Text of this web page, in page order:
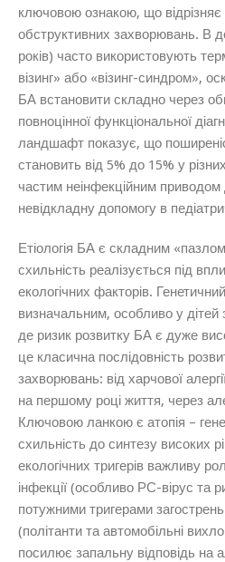
ключовою ознакою, що відрізняє
обструктивних захворювань. В
років) часто використовують
візинг» або «візинг-синдром»,
БА встановити складно через
повноцінної функціональної
ландшафт показує, що
становить від 5% до 15% у
частим неінфекційним
невідкладну допомогу в
Етіологія БА є складним
схильність реалізується під
екологічних факторів.
визначальним, особливо у дітей
де ризик розвитку БА є дуже
це класична послідовність
захворювань: від харчової
на першому році життя, через
Ключовою ланкою є атопія –
схильність до синтезу високих
екологічних тригерів важливу
інфекції (особливо РС-вірус та
потужними тригерами
(політанти та автомобільні
посилює запальну відповідь на